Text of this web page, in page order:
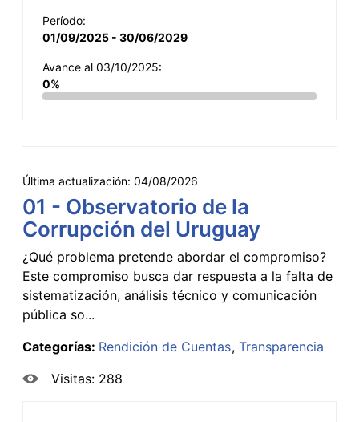
Período:
01/09/2025 - 30/06/2029
Avance al 03/10/2025:
0%
Última actualización: 04/08/2026
01 - Observatorio de la
Corrupción del Uruguay
¿Qué problema pretende abordar el compromiso?
Este compromiso busca dar respuesta a la falta de
sistematización, análisis técnico y comunicación
pública so...
Categorías: Rendición de Cuentas Transparencia
Visitas: 288